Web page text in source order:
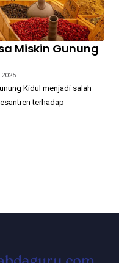
Miskin Gunung
Kidul menjadi salah
terhadap